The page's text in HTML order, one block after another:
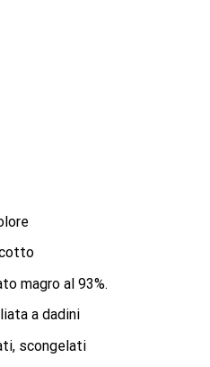
magro al 93%.
a dadini
scongelati